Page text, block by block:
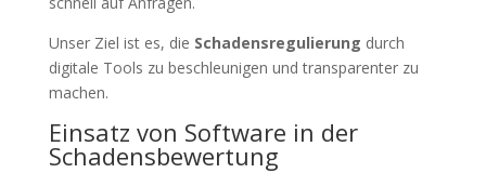
Unser Ziel ist es, die Schadensregulierung durch
digitale Tools zu beschleunigen und transparenter zu
machen.
Einsatz von Software in der
Schadensbewertung